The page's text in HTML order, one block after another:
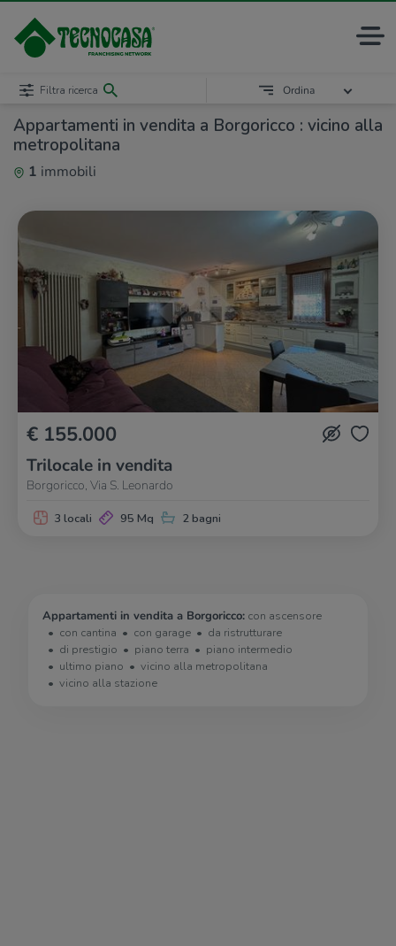
Appartamenti in vendita a Borgoricco : vicino alla
metropolitana
1 immobili
Filtra ricerca Ordina
€ 155.000
Trilocale in vendita
Borgoricco, Via S. Leonardo
3 locali 95 Mq 2 bagni
Appartamenti in vendita a Borgoricco: con ascensore
con cantina
con garage
da ristrutturare
di prestigio
piano terra
piano intermedio
ultimo piano
vicino alla metropolitana
vicino alla stazione